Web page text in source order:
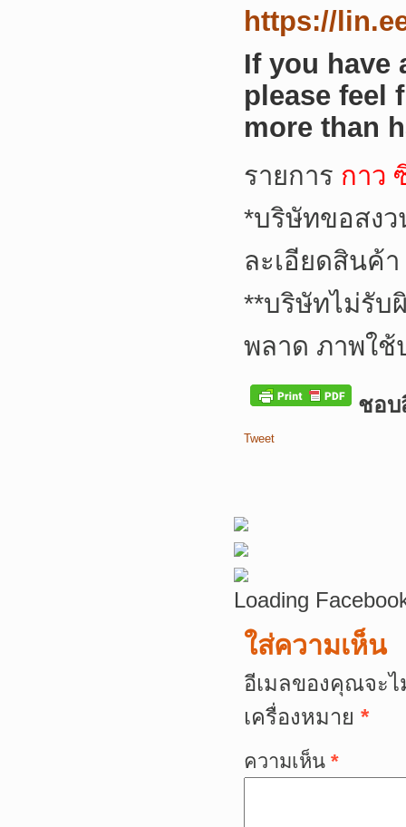
https://
If you have
please feel
more than
รายการ กาว
*บริษัทขอสงว
ละเอียดสินค้
**บริษัทไม่รับ
พลาด ภาพใ
ชอบ
Tweet
Loading
ใส่ความเห็น
อีเมลของคุณจะ
เครื่องหมาย *
ความเห็น *